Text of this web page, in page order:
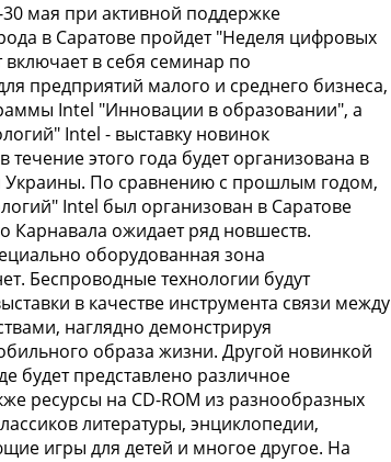
мая при активной поддержке
в Саратове пройдет "Неделя цифровых
в себя семинар по
предприятий малого и среднего бизнеса,
Intel "Инновации в образовании", а
Intel - выставку новинок
этого года будет организована в
Украины. По сравнению с прошлым годом,
Intel был организован в Саратове
Карнавала ожидает ряд новшеств.
оборудованная зона
Беспроводные технологии будут
в качестве инструмента связи между
наглядно демонстрируя
образа жизни. Другой новинкой
будет представлено различное
ресурсы на CD-ROM из разнообразных
литературы, энциклопедии,
игры для детей и многое другое. На